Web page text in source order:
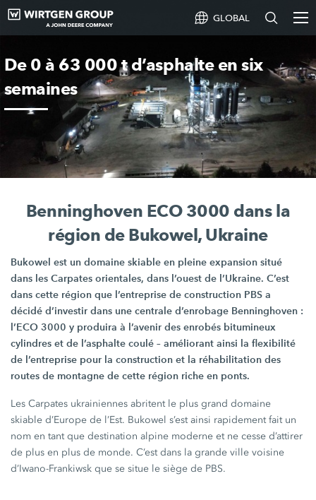
GLOBAL
De 0 à 63 000 t d’asphalte en six
semaines
Benninghoven ECO 3000 dans la
région de Bukowel, Ukraine
Bukowel est un domaine skiable en pleine expansion situé
dans les Carpates orientales, dans l’ouest de l’Ukraine. C’est
dans cette région que l’entreprise de construction PBS a
décidé d’investir dans une centrale d’enrobage Benninghoven :
l’ECO 3000 y produira à l’avenir des enrobés bitumineux
cylindres et de l’asphalte coulé – améliorant ainsi la flexibilité
de l’entreprise pour la construction et la réhabilitation des
routes de montagne de cette région riche en ponts.
Les Carpates ukrainiennes abritent le plus grand domaine
skiable d’Europe de l’Est. Bukowel s’est ainsi rapidement fait un
nom en tant que destination alpine moderne et ne cesse d’attirer
de plus en plus de monde. C’est dans la grande ville voisine
d’Iwano-Frankiwsk que se situe le siège de PBS.